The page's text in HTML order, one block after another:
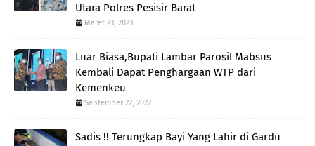
Utara Polres Pesisir Barat
Maret 23, 2023
Luar Biasa,Bupati Lambar Parosil Mabsus
Kembali Dapat Penghargaan WTP dari
Kemenkeu
September 22, 2022
Sadis !! Terungkap Bayi Yang Lahir di Gardu